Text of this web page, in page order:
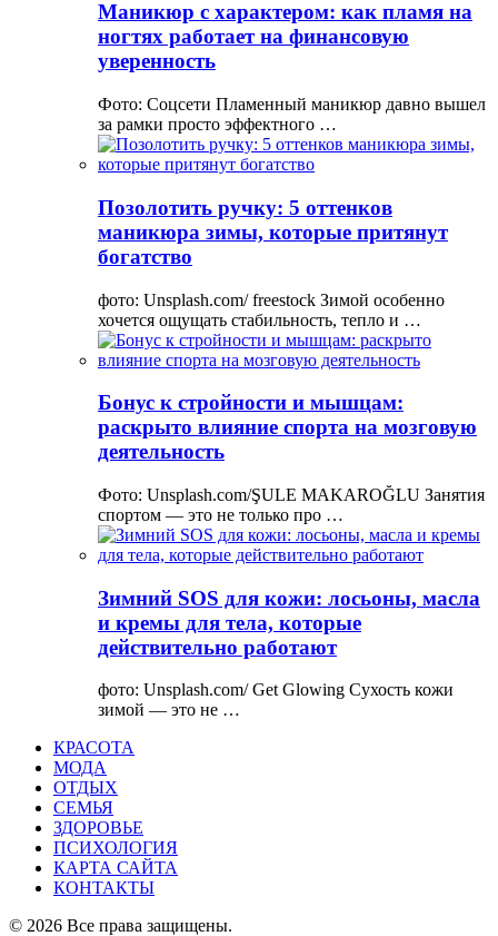
Маникюр с характером: как пламя на
ногтях работает на финансовую
уверенность
Фото: Соцсети Пламенный маникюр давно вышел
за рамки просто эффектного …
Позолотить ручку: 5 оттенков
маникюра зимы, которые притянут
богатство
фото: Unsplash.com/ freestock Зимой особенно
хочется ощущать стабильность, тепло и …
Бонус к стройности и мышцам:
раскрыто влияние спорта на мозговую
деятельность
Фото: Unsplash.com/ŞULE MAKAROĞLU Занятия
спортом — это не только про …
Зимний SOS для кожи: лосьоны, масла
и кремы для тела, которые
действительно работают
фото: Unsplash.com/ Get Glowing Сухость кожи
зимой — это не …
КРАСОТА
МОДА
ОТДЫХ
СЕМЬЯ
ЗДОРОВЬЕ
ПСИХОЛОГИЯ
КАРТА САЙТА
КОНТАКТЫ
© 2026 Все права защищены.